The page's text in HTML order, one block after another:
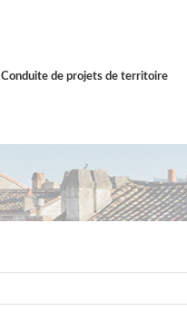
Conduite de projets de territoire